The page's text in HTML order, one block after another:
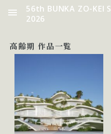
56th BUNKA ZO-KEI
2026
高齢期 作品一覧